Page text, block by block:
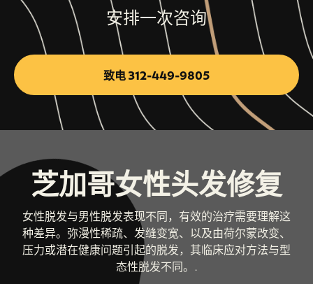
安排一次咨询
致电 312-449-9805
芝加哥女性头发修复
女性脱发与男性脱发表现不同，有效的治疗需要理解这
种差异。弥漫性稀疏、发缝变宽、以及由荷尔蒙改变、
压力或潜在健康问题引起的脱发，其临床应对方法与型
态性脱发不同。.